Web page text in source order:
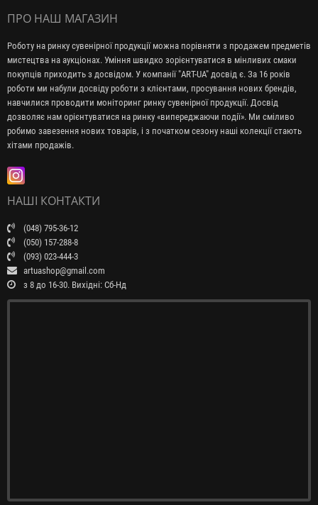
ПРО НАШ МАГАЗИН
Роботу на ринку сувенірної продукції можна порівняти з продажем предметів
мистецтва на аукціонах. Уміння швидко зорієнтуватися в мінливих смаки
покупців приходить з досвідом. У компанії "ART-UA" досвід є. За 16 років
роботи ми набули досвіду роботи з клієнтами, просування нових брендів,
навчилися проводити моніторинг ринку сувенірної продукції. Досвід
дозволяє нам орієнтуватися на ринку «випереджаючи події». Ми сміливо
робимо завезення нових товарів, і з початком сезону наші колекції стають
хітами продажів.
НАШІ КОНТАКТИ
(048) 795-36-12
(050) 157-288-8
(093) 023-444-3
artuashop@gmail.com
з 8 до 16-30. Вихідні: Сб-Нд